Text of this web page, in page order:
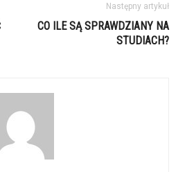
Następny artykuł
CO ILE SĄ SPRAWDZIANY NA
STUDIACH?